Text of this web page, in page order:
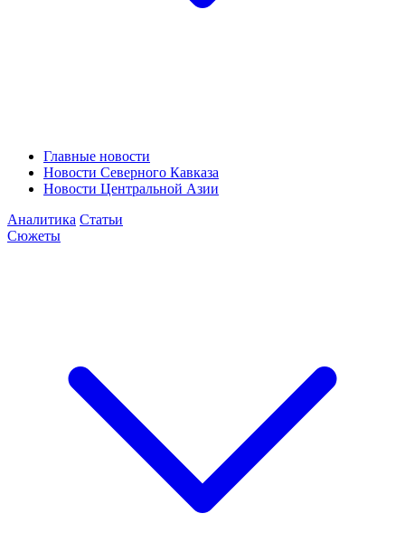
Главные новости
Новости Северного Кавказа
Новости Центральной Азии
Аналитика Статьи
Сюжеты